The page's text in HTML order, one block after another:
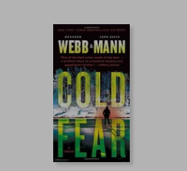
dcto.